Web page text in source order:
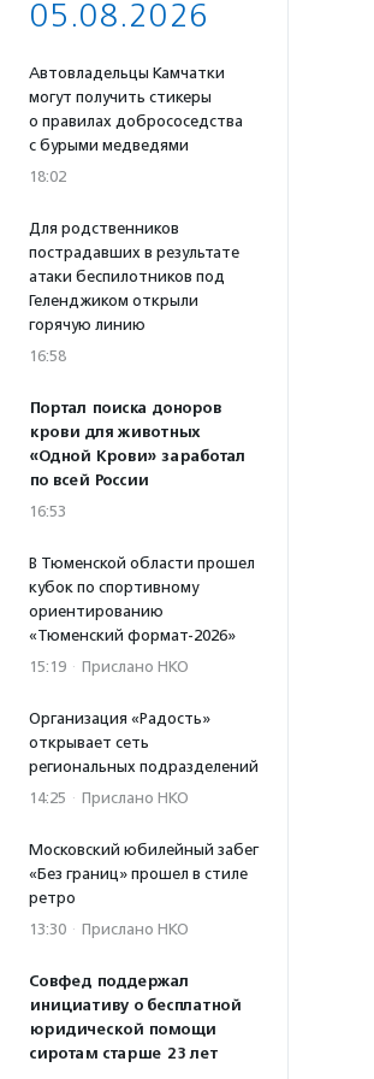
05.08.2026
Автовладельцы Камчатки
могут получить стикеры
о правилах добрососедства
с бурыми медведями
18:02
Для родственников
пострадавших в результате
атаки беспилотников под
Геленджиком открыли
горячую линию
16:58
Портал поиска доноров
крови для животных
«Одной Крови» заработал
по всей России
16:53
В Тюменской области прошел
кубок по спортивному
ориентированию
«Тюменский формат-2026»
15:19 · Прислано НКО
Организация «Радость»
открывает сеть
региональных подразделений
14:25 · Прислано НКО
Московский юбилейный забег
«Без границ» прошел в стиле
ретро
13:30 · Прислано НКО
Совфед поддержал
инициативу о бесплатной
юридической помощи
сиротам старше 23 лет